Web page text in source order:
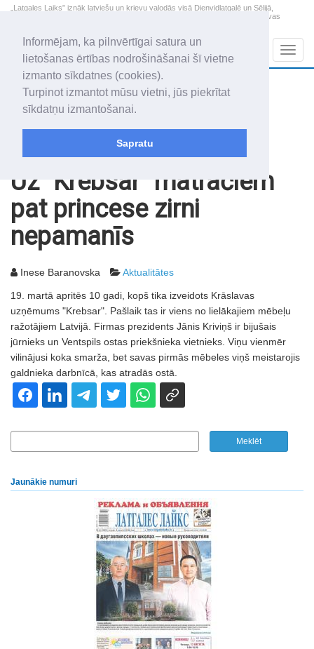
Informējam, ka pilnvērtīgai satura un
lietošanas ērtības nodrošināšanai šī vietne
izmanto sīkdatnes (cookies).
Turpinot izmantot mūsu vietni, jūs piekrītat
sīkdatņu izmantošanai.
Sapratu
„Latgales Laiks” iznāk latviešu un krievu valodās visā Dienvidlatgalē un Sēlijā,
„Latgales Laiks” latviešu valodā aptver Daugavpils valstspilsētu, Augšdaugavas
2026. gada 7. augusts
Piektdiena
Alfrēds, Fredis, Madars
+20.6
Uz "Krebsar" matračiem
pat princese zirni
nepamanīs
Inese Baranovska Aktualitātes
19. martā apritēs 10 gadi, kopš tika izveidots Krāslavas
uzņēmums "Krebsar". Pašlaik tas ir viens no lielākajiem mēbeļu
ražotājiem Latvijā. Firmas prezidents Jānis Kriviņš ir bijušais
jūrnieks un Ventspils ostas priekšnieka vietnieks. Viņu vienmēr
vilinājusi koka smarža, bet savas pirmās mēbeles viņš meistarojis
galdnieka darbnīcā, kas atradās ostā.
Jaunākie numuri